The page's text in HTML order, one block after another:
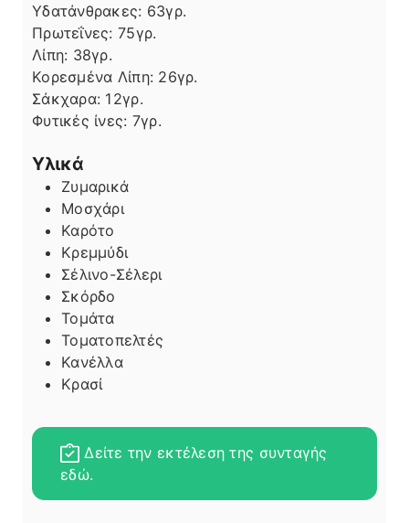
Υδατάνθρακες: 63γρ.
Πρωτεΐνες: 75γρ.
Λίπη
Λίπη: 38γρ.
Κορεσμένα Λίπη: 26γρ.
Σάκχαρα: 12γρ.
Φυτικές ίνες: 7γρ.
Υλικά
Ζυμαρικά
Μοσχάρι
Καρότο
Κρεμμύδι
Σέλινο-Σέλερι
Σκόρδο
Τομάτα
Τοματοπελτές
Κανέλλα
Κρασί
Δείτε την εκτέλεση της συνταγής
εδώ.